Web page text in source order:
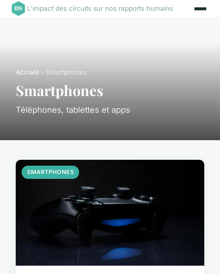
L'impact des circuits sur nos rapports humains
Accueil › Smartphones
Smartphones
Téléphones, tablettes et apps
SMARTPHONES